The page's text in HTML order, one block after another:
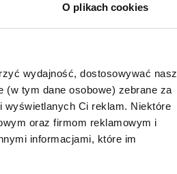
O plikach cookies
wydajność, dostosowywać nasz
(w tym dane osobowe) zebrane za
Ci reklam. Niektóre
oraz firmom reklamowym i
informacjami, które im
samochodu
i wystąpić